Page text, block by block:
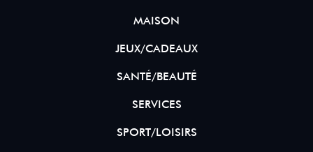
MAISON
JEUX/CADEAUX
SANTÉ/BEAUTÉ
SERVICES
SPORT/LOISIRS